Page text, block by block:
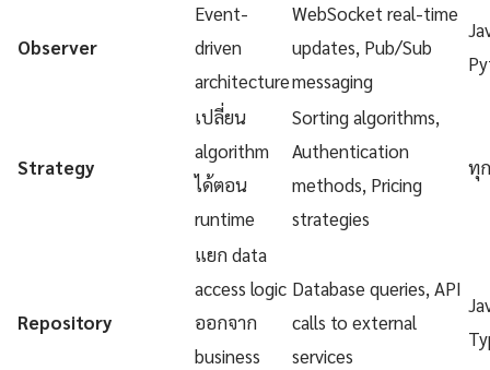
Observer
Event-
driven
architecture
WebSocket real-time
updates, Pub/Sub
messaging
Strategy
เปลี่ยน
algorithm
ได้ตอน
runtime
Sorting algorithms,
Authentication
methods, Pricing
strategies
ทุ
Repository
แยก data
access logic
ออกจาก
business
Database queries, API
calls to external
services